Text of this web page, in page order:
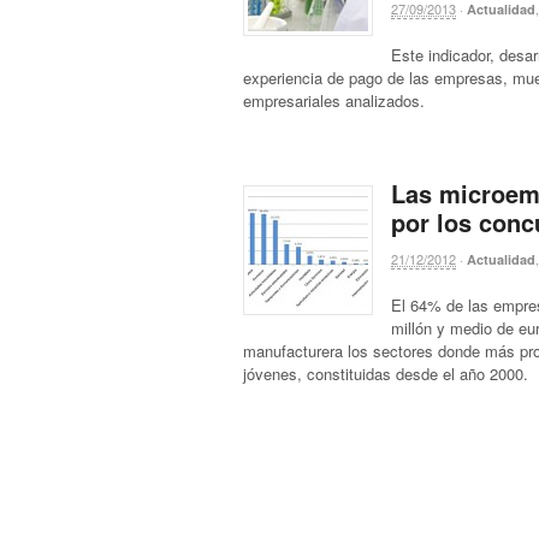
27/09/2013 · Actualidad
Este indicador,
experiencia de pago de las empresas,
empresariales analizados.
Las
por los
21/12/2012 · Actualidad
El 64% de las
millón y medio de
manufacturera los sectores donde más
jóvenes, constituidas desde el año 2000.